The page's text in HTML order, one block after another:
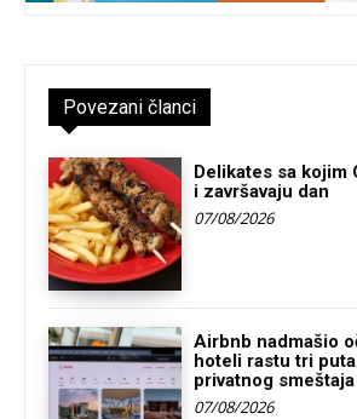
Povezani članci
Delikates sa kojim
i završavaju dan
07/08/2026
Airbnb nadmašio
hoteli rastu tri
privatnog smeštaja
07/08/2026